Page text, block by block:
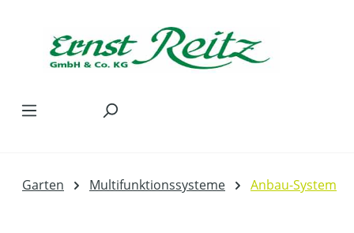
Garten Multifunktionssysteme Anbau-System